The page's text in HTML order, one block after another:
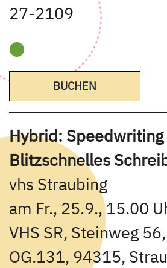
27-2109
BUCHEN
Hybrid: Speedwriting
Blitzschnelles
vhs Straubing
am Fr., 25.9., 15.00
VHS SR, Steinweg
OG.131, 94315,